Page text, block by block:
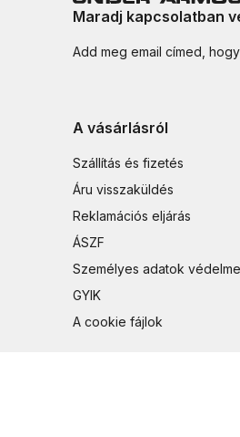
Maradj kapcsolatban
Add meg email címed,
A vásárlásról
Szállítás és fizetés
Áru visszaküldés
Reklamációs eljárás
ÁSZF
Személyes adatok védelme
GYIK
A cookie fájlok